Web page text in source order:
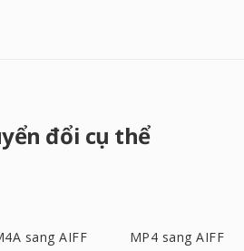
đổi cụ thể
sang AIFF MP4 sang AIFF